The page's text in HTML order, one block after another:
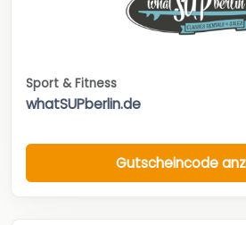
Sport & Fitness
whatSUPberlin.de
Gutscheincode